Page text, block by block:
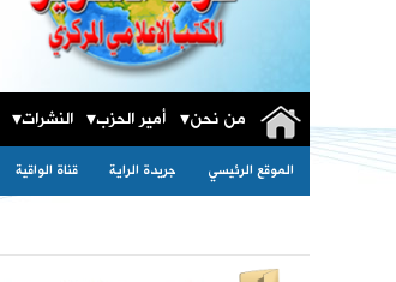
من نحن أمير الحزب النشرات
الموقع الرئيسي جريدة الراية قناة الواقية